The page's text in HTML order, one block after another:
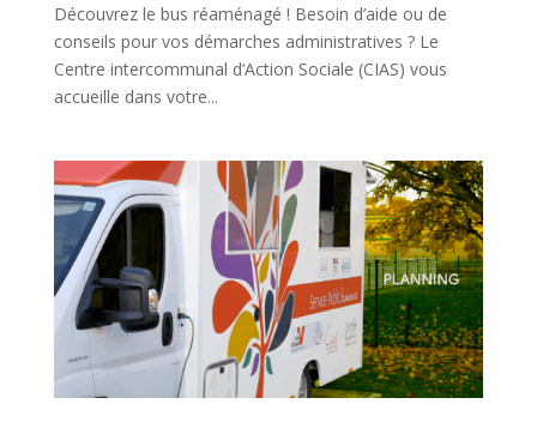
Découvrez le bus réaménagé ! Besoin d’aide ou de
conseils pour vos démarches administratives ? Le
Centre intercommunal d’Action Sociale (CIAS) vous
accueille dans votre...